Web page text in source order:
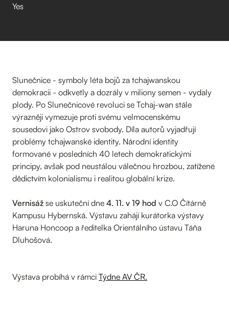
Yes
Slunečnice - symboly léta bojů za tchajwanskou
demokracii - odkvetly a dozrály v miliony semen - vydaly
plody. Po Slunečnicové revoluci se Tchaj-wan stále
výrazněji vymezuje proti svému velmocenskému
sousedovi jako Ostrov svobody. Díla autorů vyjadřují
problémy tchajwanské identity. Národní identity
formované v posledních 40 letech demokratickými
principy, avšak pod neustálou válečnou hrozbou, zatížené
dědictvím kolonialismu i realitou globální krize.
Vernisáž se uskuteční dne 4. 11. v 19 hod v C.O Čítárně
Kampusu Hybernská. Výstavu zahájí kurátorka výstavy
Haruna Honcoop a ředitelka Orientálního ústavu Táňa
Dluhošová.
Výstava probíhá v rámci Týdne AV ČR.